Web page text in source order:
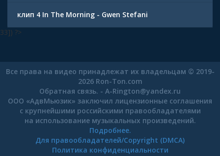
клип 4 In The Morning - Gwen Stefani
33]) ?>
Все права на видео принадлежат их владельцам © 2019-
2026 Ron-Ton.com
Обратная связь. - A-Rington@yandex.ru
ООО «АдвМьюзик» заключил лицензионные соглашения
с крупнейшими российскими правообладателями
на использование музыкальных произведений.
Подробнее.
Для правообладателей/Copyright (DMCA)
Политика конфиденциальности